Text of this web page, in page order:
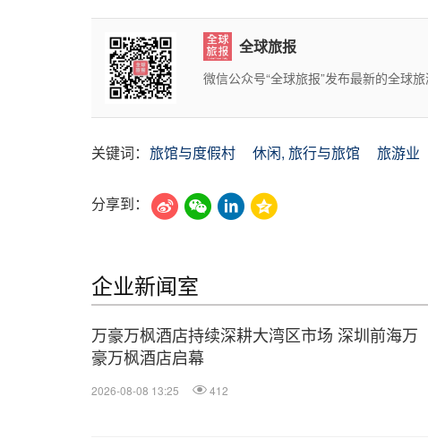
全球旅报
微信公众号“全球旅报”发布最新的全球
关键词： 旅馆与度假村 休闲, 旅行与旅馆 旅游业
分享到：
企业新闻室
万豪万枫酒店持续深耕大湾区市场 深圳前海万
豪万枫酒店启幕
2026-08-08 13:25 412